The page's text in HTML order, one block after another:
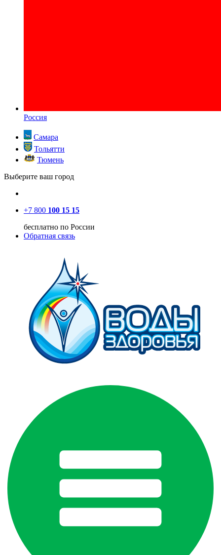
Россия
Самара
Тольятти
Тюмень
Выберите ваш город
+7 800 100 15 15
бесплатно по России
Обратная связь